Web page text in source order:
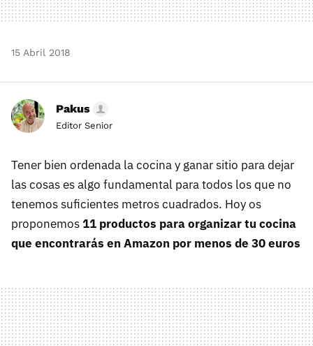
15 Abril 2018
Pakus
Editor Senior
Tener bien ordenada la cocina y ganar sitio para dejar
las cosas es algo fundamental para todos los que no
tenemos suficientes metros cuadrados. Hoy os
proponemos11 productos para organizar tu cocina
que encontrarás en Amazon por menos de 30 euros